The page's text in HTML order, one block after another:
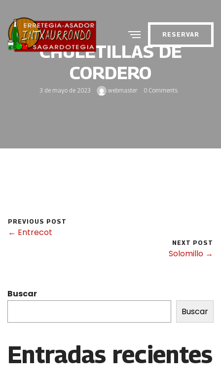
RESERVAR
CHULETILLAS DE
CORDERO
3 de mayo de 2023 webmaster 0 Comments
PREVIOUS POST
← Entrecot
NEXT POST
Solomillo →
Buscar
Buscar
Entradas recientes